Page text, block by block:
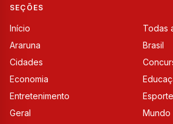
SEÇÕES
Início
Todas
Araruna
Brasil
Cidades
Economia
Entretenimento
Esporte
Geral
Mundo